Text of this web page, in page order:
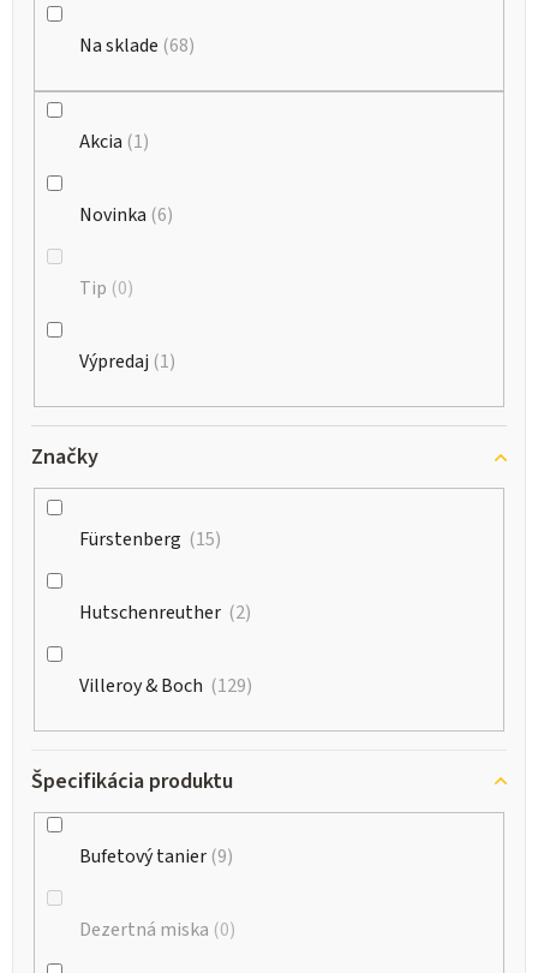
Na sklade 68
Akcia 1
Novinka 6
Tip 0
Výpredaj 1
Značky
Fürstenberg 15
Hutschenreuther 2
Villeroy & Boch 129
Špecifikácia produktu
Bufetový tanier 9
Dezertná miska 0